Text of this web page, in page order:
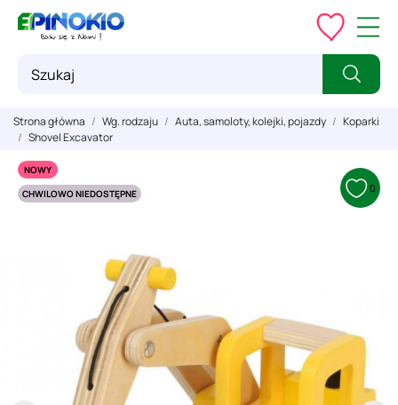
Strona główna Wg. rodzaju Auta, samoloty, kolejki, pojazdy
Koparki
Shovel Excavator
NOWY
CHWILOWO NIEDOSTĘPNE
0